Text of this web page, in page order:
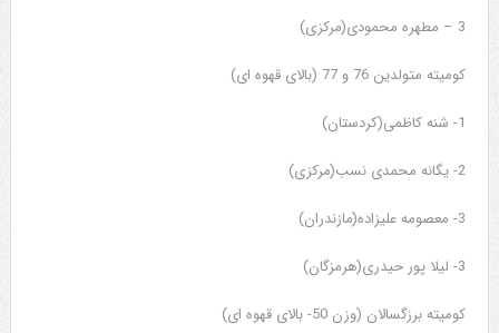
3 – مطهره محمودی(مرکزی)
کومیته متولدین 76 و 77 (بالای قهوه ای)
1- شنه کاظمی(کردستان)
2- یگانه محمدی نسب(مرکزی)
3- معصومه علیزاده(مازندران)
3- لیلا پور حیدری(هرمزگان)
کومیته برزگسالان (وزن 50- بالای قهوه ای)